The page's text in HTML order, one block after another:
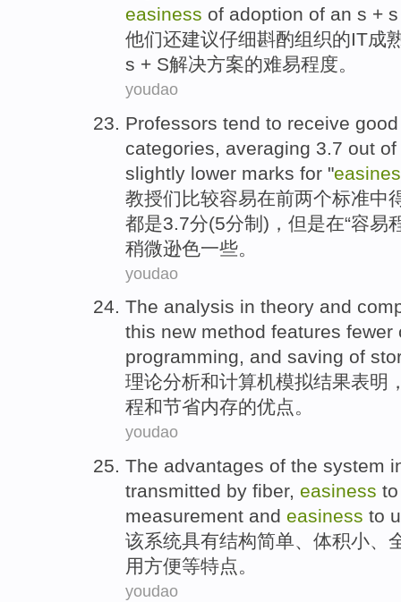
easiness of adoption of an s +
他们还建议仔细斟酌组织的IT成
s + S解决方案的难易程度。
youdao
Professors tend to receive
categories, averaging 3.7 out of
slightly lower marks for "
教授们比较容易在前两个标准中
都是3.7分(5分制)， 但是在“容易
稍微逊色一些。
youdao
The analysis in theory and
this new method features fewer
programming, and saving of
理论分析和计算机模拟结果表明
程和节省内存的优点。
youdao
The advantages of the system
transmitted by fiber, easiness
measurement and easiness to
该系统具有结构简单、体积小、
用方便等特点。
youdao